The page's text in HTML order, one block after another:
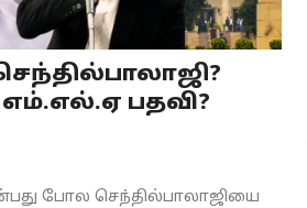
பதவி?
போல செந்தில்பாலாஜியை